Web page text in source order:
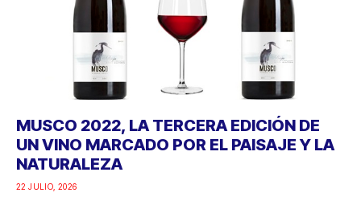
MUSCO 2022, LA TERCERA EDICIÓN DE
UN VINO MARCADO POR EL PAISAJE Y LA
NATURALEZA
22 JULIO, 2026